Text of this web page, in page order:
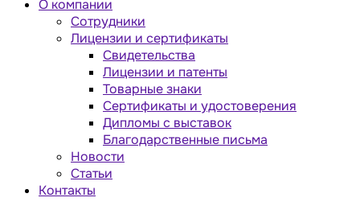
О компании
Сотрудники
Лицензии и сертификаты
Свидетельства
Лицензии и патенты
Товарные знаки
Сертификаты и удостоверения
Дипломы с выставок
Благодарственные письма
Новости
Статьи
Контакты